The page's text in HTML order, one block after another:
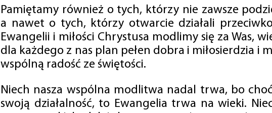
Pamiętamy również o tych, którzy nie zawsze
a nawet o tych, którzy otwarcie działali
Ewangelii i miłości Chrystusa modlimy się za Was,
dla każdego z nas plan pełen dobra i miłosierdzia i
wspólną radość ze świętości.
Niech nasza wspólna modlitwa nadal trwa, bo
swoją działalność, to Ewangelia trwa na wieki.